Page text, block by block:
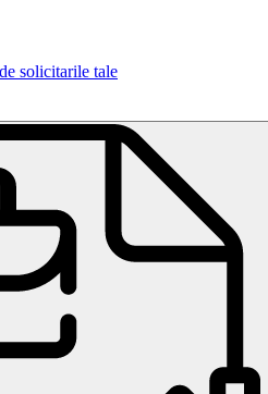
solicitarile tale